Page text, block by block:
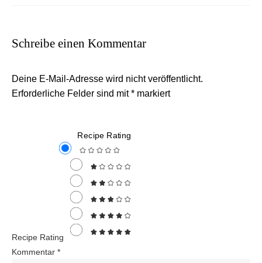
Schreibe einen Kommentar
Deine E-Mail-Adresse wird nicht veröffentlicht.
Erforderliche Felder sind mit* markiert
Recipe Rating
Recipe Rating
Kommentar *